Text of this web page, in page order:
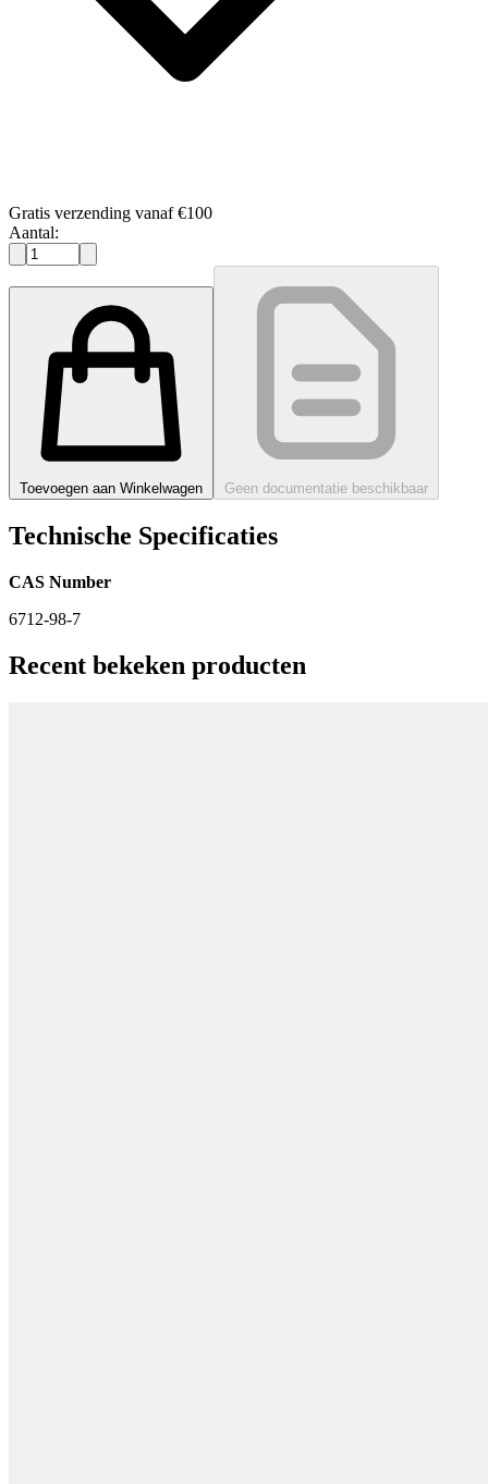
Gratis verzending vanaf €100
Aantal:
Toevoegen aan Winkelwagen Geen documentatie beschikbaar
Technische Specificaties
CAS Number
6712-98-7
Recent bekeken producten